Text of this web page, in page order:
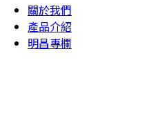
關於我們
產品介紹
明昌專欄